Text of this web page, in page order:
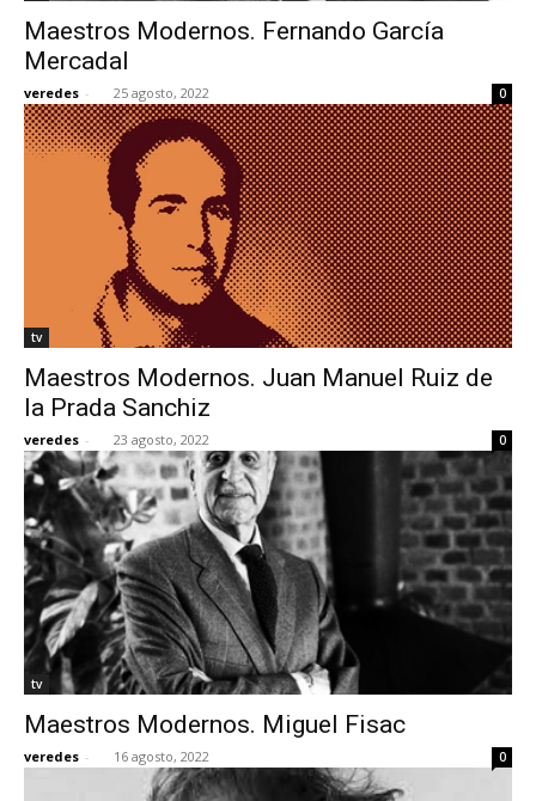
Maestros Modernos. Fernando García
Mercadal
veredes - 25 agosto, 2022 0
tv
Maestros Modernos. Juan Manuel Ruiz de
la Prada Sanchiz
veredes - 23 agosto, 2022 0
tv
Maestros Modernos. Miguel Fisac
veredes - 16 agosto, 2022 0